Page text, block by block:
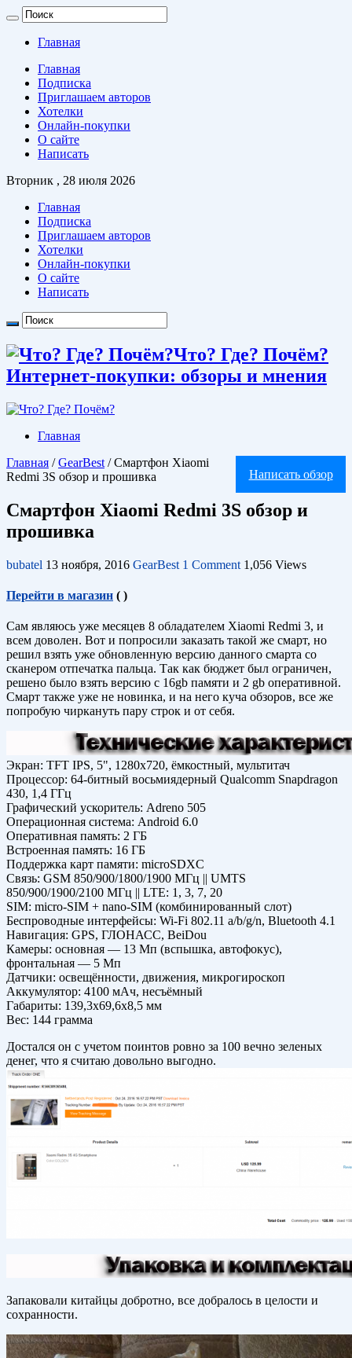
Главная
Главная
Подписка
Приглашаем авторов
Хотелки
Онлайн-покупки
О сайте
Написать
Вторник , 28 июля 2026
Главная
Подписка
Приглашаем авторов
Хотелки
Онлайн-покупки
О сайте
Написать
Что? Где? Почём?
Интернет-покупки: обзоры и мнения
Главная
Написать обзор
Главная / GearBest / Смартфон Xiaomi
Redmi 3S обзор и прошивка
Смартфон Xiaomi Redmi 3S обзор и
прошивка
bubatel 13 ноября, 2016 GearBest 1 Comment 1,056 Views
Перейти в магазин ( )
Сам являюсь уже месяцев 8 обладателем Xiaomi Redmi 3, и
всем доволен. Вот и попросили заказать такой же смарт, но
решил взять уже обновленную версию данного смарта со
сканером отпечатка пальца. Так как бюджет был ограничен,
решено было взять версию с 16gb памяти и 2 gb оперативной.
Смарт также уже не новинка, и на него куча обзоров, все же
попробую чиркануть пару строк и от себя.
Экран: TFT IPS, 5", 1280x720, ёмкостный, мультитач
Процессор: 64-битный восьмиядерный Qualcomm Snapdragon
430, 1,4 ГГц
Графический ускоритель: Adreno 505
Операционная система: Android 6.0
Оперативная память: 2 ГБ
Встроенная память: 16 ГБ
Поддержка карт памяти: microSDXC
Связь: GSM 850/900/1800/1900 МГц || UMTS
850/900/1900/2100 МГц || LTE: 1, 3, 7, 20
SIM: micro-SIM + nano-SIM (комбинированный слот)
Беспроводные интерфейсы: Wi-Fi 802.11 a/b/g/n, Bluetooth 4.1
Навигация: GPS, ГЛОНАСС, BeiDou
Камеры: основная — 13 Мп (вспышка, автофокус),
фронтальная — 5 Мп
Датчики: освещённости, движения, микрогироскоп
Аккумулятор: 4100 мАч, несъёмный
Габариты: 139,3х69,6х8,5 мм
Вес: 144 грамма
Достался он с учетом поинтов ровно за 100 вечно зеленых
денег, что я считаю довольно выгодно.
Запаковали китайцы добротно, все добралось в целости и
сохранности.